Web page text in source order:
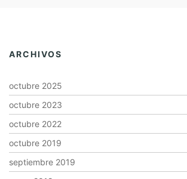
ARCHIVOS
octubre 2025
octubre 2023
octubre 2022
octubre 2019
septiembre 2019